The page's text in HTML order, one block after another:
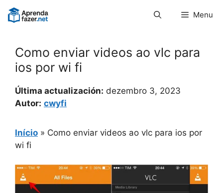
Pular
para
Menu
Como enviar videos ao vlc para
ios por wi fi
Última actualización: dezembro 3, 2023
Autor: cwyfi
Início » Como enviar videos ao vlc para ios por
wi fi